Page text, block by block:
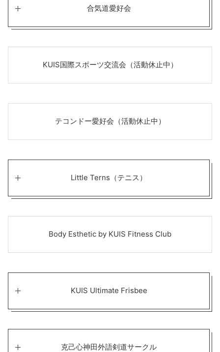
合気道愛好会
KUIS国際スポーツ交流会（活動休止中）
テコンドー愛好会（活動休止中）
Little Terns（テニス）
Body Esthetic by KUIS Fitness Club
KUIS Ultimate Frisbee
克己心神田外語剣道サークル